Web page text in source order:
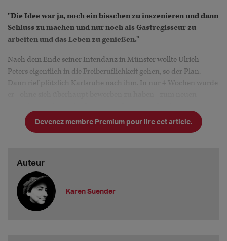
"Die Idee war ja, noch ein bisschen zu inszenieren und dann
Schluss zu machen und nur noch als Gastregisseur zu
arbeiten und das Leben zu genießen."
Nach dem Ende seiner Intendanz in Münster wollte Ulrich
Peters eigentlich in die Freiberuflichkeit gehen, so der Plan.
Dann rief plötzlich Karlsruhe nach ihm. In nur 4 Wochen wurde
als Nachfolger von Peter Spuhler, unter dessen Intendanz es
immer wieder Schwierigkeiten gegeben hatte (
Devenez membre Premium pour lire cet article.
Auteur
Karen Suender